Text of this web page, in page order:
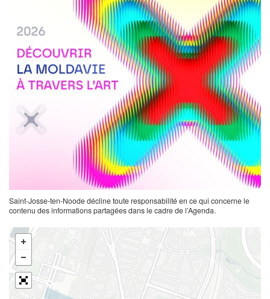
Saint-Josse-ten-Noode décline toute responsabilité en ce qui concerne le
contenu des informations partagées dans le cadre de l’Agenda.